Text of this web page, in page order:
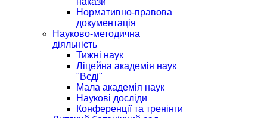
Нормативно-правова
документація
Науково-методична
діяльність
Тижні наук
Ліцейна академія наук
"Вєді"
Мала академія наук
Наукові досліди
Конференції та тренінги